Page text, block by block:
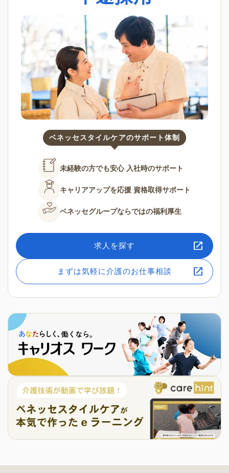
ベネッセスタイルケアのサポート体制
未経験の方でも安心 入社時のサポート
キャリアアップを応援 資格取得サポート
ベネッセグループならではの福利厚生
求人を探す
まずは気軽に介護のお仕事相談